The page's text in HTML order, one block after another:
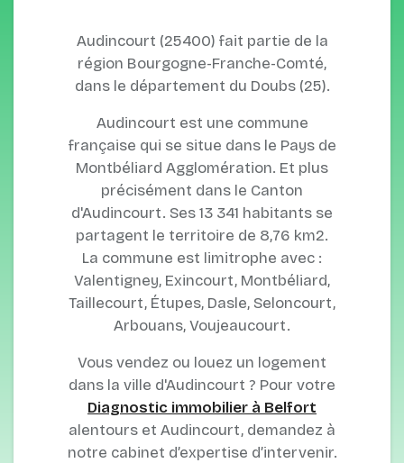
Audincourt (25400) fait partie de la
région Bourgogne-Franche-Comté,
dans le département du Doubs (25).
Audincourt est une commune
française qui se situe dans le Pays de
Montbéliard Agglomération. Et plus
précisément dans le Canton
d'Audincourt. Ses 13 341 habitants se
partagent le territoire de 8,76 km2.
La commune est limitrophe avec :
Valentigney, Exincourt, Montbéliard,
Taillecourt, Étupes, Dasle, Seloncourt,
Arbouans, Voujeaucourt.
Vous vendez ou louez un logement
dans la ville d'Audincourt ? Pour votre
Diagnostic immobilier à Belfort
alentours et Audincourt, demandez à
notre cabinet d’expertise d’intervenir.